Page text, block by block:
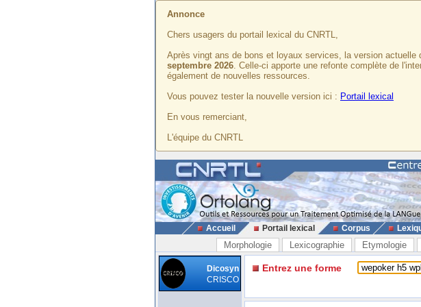
Annonce
Chers usagers du portail lexical du CNRTL,
Après vingt ans de bons et loyaux services, la version
septembre 2026. Celle-ci apporte une refonte complète de
également de nouvelles ressources.
Vous pouvez tester la nouvelle version ici : Portail lexical
En vous remerciant,
L'équipe du CNRTL
Accueil Portail lexical Corpus
Morphologie Lexicographie Etymologie
Dicosyn
CRISCO
Entrez une forme